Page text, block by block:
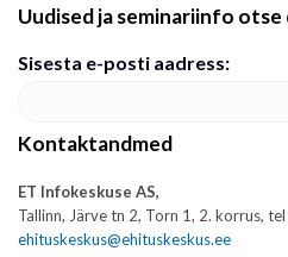
Uudised ja seminariinfo otse
Sisesta e-posti aadress:
Kontaktandmed
ET Infokeskuse AS,
Tallinn, Järve tn 2, Torn 1, 2. korrus,
ehituskeskus@ehituskeskus.ee